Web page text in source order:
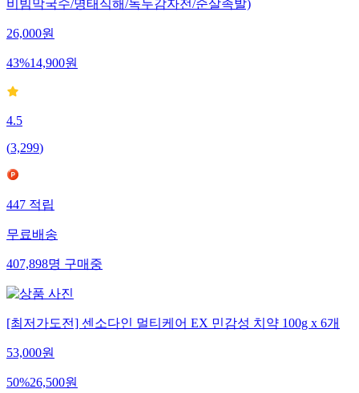
비빔막국수/명태식해/녹두감자전/순살족발)
26,000원
43%14,900원
4.5
(3,299)
447적립
무료배송
407,898명구매중
[최저가도전] 센소다인 멀티케어 EX 민감성 치약 100g x 6개
53,000원
50%26,500원